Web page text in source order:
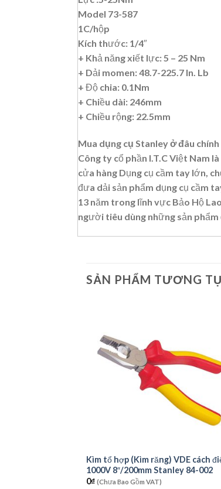
Model 73-587
1C/hộp
Kích thước: 1/4″
+ Khả năng xiết lực: 5 – 25 Nm
+ Dải momen: 48.7-225.7 In. Lb
+ Độ chia: 0.1Nm
+ Chiều dài: 246mm
+ Chiều rộng: 22.5mm
Mua dụng cụ Stanley ở đâu chính
Công ty cổ phần I.T.C Việt Nam
cửa hàng Dụng cụ cầm tay lớn,
đưa dải sản phẩm dụng cụ cầm
13 năm trong lĩnh vực Bảo Hộ
người tiêu dùng những sản
SẢN PHẨM TƯƠNG
Kìm tổ hợp (Kìm răng) VDE cách
1000V 8″/200mm Stanley 84-002
0₫ (Chưa Bao Gồm VAT)